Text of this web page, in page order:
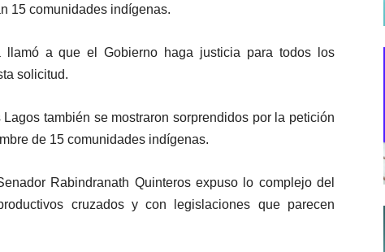
15 comunidades indígenas.
llamó a que el Gobierno haga justicia para todos los
solicitud.
también se mostraron sorprendidos por la petición
de 15 comunidades indígenas.
Rabindranath Quinteros expuso lo complejo del
cruzados y con legislaciones que parecen